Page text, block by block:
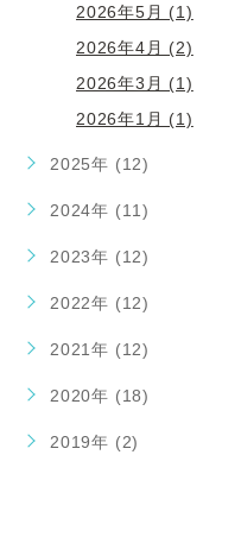
2026年5月 (1)
2026年4月 (2)
2026年3月 (1)
2026年1月 (1)
2025年 (12)
2024年 (11)
2023年 (12)
2022年 (12)
2021年 (12)
2020年 (18)
2019年 (2)